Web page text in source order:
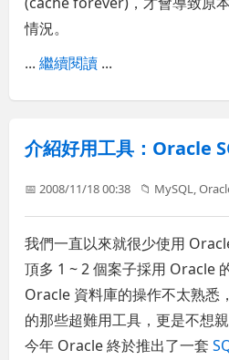
情況。
...繼續閱讀 ...
介紹好用工具：Oracle
📅 2008/11/18 00:38 📁 MySQL,
我們一直以來就很少使用
頂多 1 ~ 2 個案子採用 Oracle
Oracle 資料庫的操作不太熟悉
的那些超難用工具，更是不想
今年 Oracle 終於推出了一套